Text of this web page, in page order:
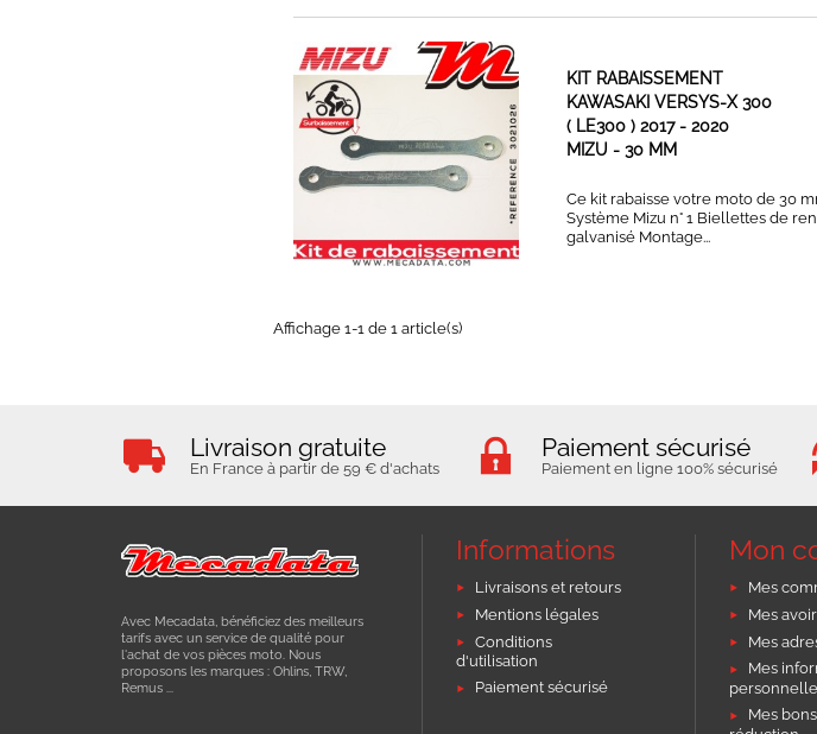
KIT RABAISSEMENT
KAWASAKI VERSYS-X 300
( LE300 ) 2017 - 2020
MIZU - 30 MM
Ce kit rabaisse votre moto de 30
Système Mizu n° 1 Biellettes de
galvanisé Montage...
Affichage 1-1 de 1 article(s)
Livraison gratuite
En France à partir de 59 € d'achats
Paiement sécurisé
Paiement en ligne 100% sécurisé
Avec Mecadata, bénéficiez des meilleurs
tarifs avec un service de qualité pour
l'achat de vos pièces moto. Nous
proposons les marques : Ohlins, TRW,
Remus ...
Informations
Livraisons et retours
Mentions légales
Conditions
d'utilisation
Paiement sécurisé
Mon
Mes
Mes
Mes
Mes
Mes